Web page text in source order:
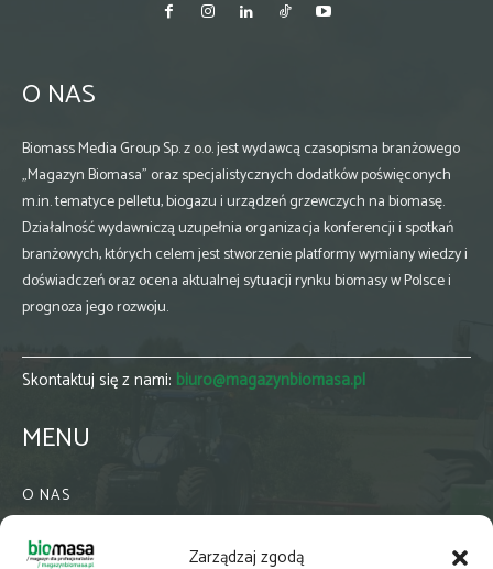
Zarządzaj zgodą
O NAS
Biomass Media Group Sp. z o.o. jest wydawcą czasopisma branżowego
„Magazyn Biomasa” oraz specjalistycznych dodatków poświęconych
m.in. tematyce pelletu, biogazu i urządzeń grzewczych na biomasę.
Działalność wydawniczą uzupełnia organizacja konferencji i spotkań
branżowych, których celem jest stworzenie platformy wymiany wiedzy i
doświadczeń oraz ocena aktualnej sytuacji rynku biomasy w Polsce i
prognoza jego rozwoju.
Skontaktuj się z nami: biuro@magazynbiomasa.pl
MENU
O NAS
WSPÓŁPRACA